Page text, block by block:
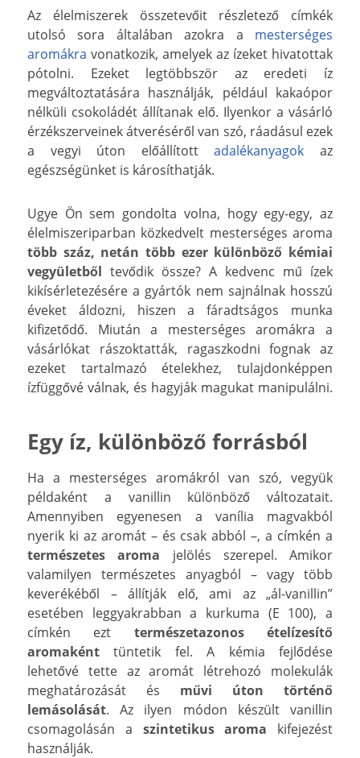
Az élelmiszerek összetevőit részletező címkék
utolsó sora általában azokra a mesterséges
aromákra vonatkozik, amelyek az ízeket hivatottak
pótolni. Ezeket legtöbbször az eredeti íz
megváltoztatására használják, például kakaópor
nélküli csokoládét állítanak elő. Ilyenkor a vásárló
érzékszerveinek átveréséről van szó, ráadásul ezek
a vegyi úton előállítottadalékanyagok az
egészségünket is károsíthatják.
Ugye Ön sem gondolta volna, hogy egy-egy, az
élelmiszeriparban közkedvelt mesterséges aroma
több száz, netán több ezer különböző kémiai
vegyületből tevődik össze? A kedvenc mű ízek
kikísérletezésére a gyártók nem sajnálnak hosszú
éveket áldozni, hiszen a fáradtságos munka
kifizetődő. Miután a mesterséges aromákra a
vásárlókat rászoktatták, ragaszkodni fognak az
ezeket tartalmazó ételekhez, tulajdonképpen
ízfüggővé válnak, és hagyják magukat manipulálni.
Egy íz, különböző forrásból
Ha a mesterséges aromákról van szó, vegyük
példaként a vanillin különböző változatait.
Amennyiben egyenesen a vanília magvakból
nyerik ki az aromát – és csak abból –, a címkén a
természetes aroma jelölés szerepel. Amikor
valamilyen természetes anyagból – vagy több
keverékéből – állítják elő, ami az „ál-vanillin”
esetében leggyakrabban a kurkuma (E 100), a
címkén ezt természetazonos ételízesítő
aromaként tüntetik fel. A kémia fejlődése
lehetővé tette az aromát létrehozó molekulák
meghatározását és művi úton történő
lemásolását. Az ilyen módon készült vanillin
csomagolásán a szintetikus aroma kifejezést
használják.